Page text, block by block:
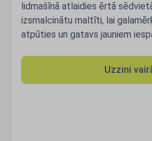
atlaidies ērtā sēdvietā un baudi
maltīti, lai galamērķī
un gatavs jauniem iespaidiem.
Uzzini vairāk